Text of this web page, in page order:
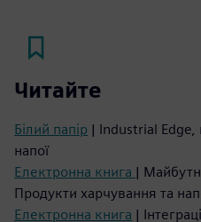
Читайте
Білий папір | Industrial Edge,
напої
Електронна книга |
Продукти харчування та
Електронна книга |